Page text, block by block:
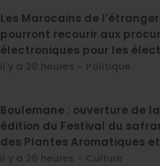
Les Marocains de l’étranger
pourront recourir aux
électroniques pour les
de septembre
il y a 20 heures - Politique
Boulemane : ouverture de
édition du Festival du
des Plantes Aromatiques et
Médicinales
il y a 20 heures - Culture